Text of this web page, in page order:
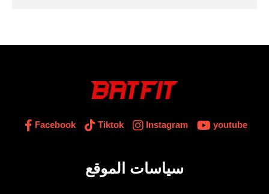
youtube
Instagram
Tiktok
Facebook
سياسات الموقع